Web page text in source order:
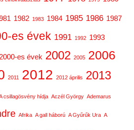
1982 1983 1984 1985 1986 1987
es évek 1991 1992 1993
2000-es évek 2002 2005 2006
2011 2012 2012 április 2013
csillagösvény hídja Aczél György Ademarus
Afrika A gall háború A Gyűrűk Ura A